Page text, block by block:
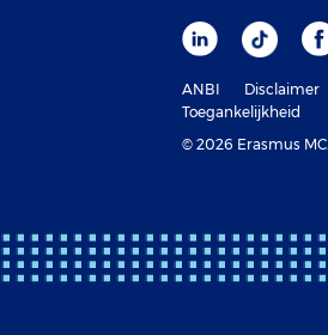
ANBI Disclaimer
Toegankelijkheid
© 2026 Erasmus MC.